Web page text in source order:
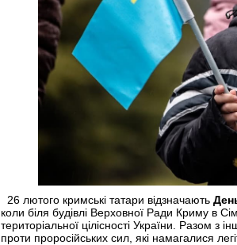
26 лютого кримські татари відзначають
коли біля будівлі Верховної Ради Криму в
територіальної цілісності України. Разом з
проти проросійських сил, які намагалися